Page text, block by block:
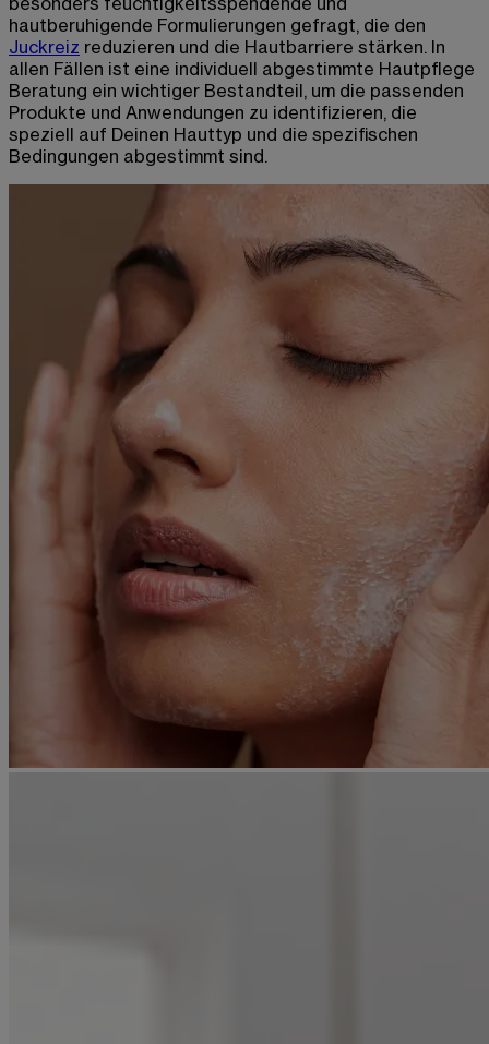
hautberuhigende Formulierungen gefragt, die den
Juckreiz reduzieren und die Hautbarriere stärken. In
allen Fällen ist eine individuell abgestimmte Hautpflege
Beratung ein wichtiger Bestandteil, um die passenden
Produkte und Anwendungen zu identifizieren, die
speziell auf Deinen Hauttyp und die spezifischen
Bedingungen abgestimmt sind.